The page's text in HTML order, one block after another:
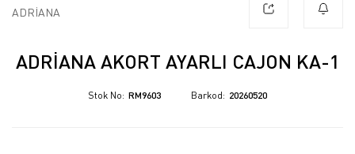
ADRİANA
ADRIANA AKORT AYARLI CAJON KA-1
Stok No RM9603 Barkod 20260520